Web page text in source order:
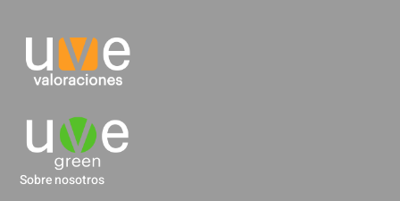
Sobre nosotros